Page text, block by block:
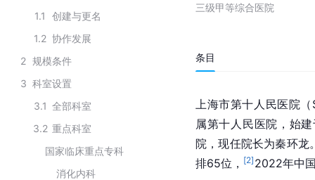
1.1
创建与更名
1.2 协作发展
2 规模条件
3 科室设置
3.1 全部科室
3.2 重点科室
国家临床重点专科
消化内科
三级甲等综合医院
条目
上海市第十人民医院（
属第十人民医院，始
院，现任院长为秦环龙
排65位， [2] 2022年中